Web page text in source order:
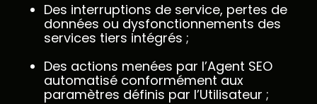
Des interruptions de service, pertes de
données ou dysfonctionnements des
services tiers intégrés ;
Des actions menées par l’Agent SEO
automatisé conformément aux
paramètres définis par l’Utilisateur ;